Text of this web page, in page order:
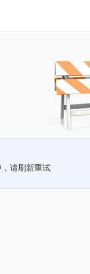
请刷新重试